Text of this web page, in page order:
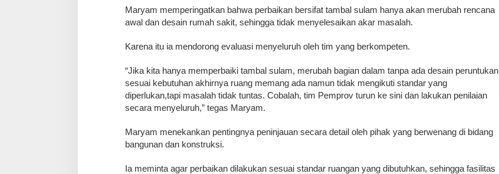
‎Maryam memperingatkan bahwa perbaikan bersifat tambal sulam hanya akan merubah rencana
awal dan desain rumah sakit, sehingga tidak menyelesaikan akar masalah.
‎Karena itu ia mendorong evaluasi menyeluruh oleh tim yang berkompeten.
‎“Jika kita hanya memperbaiki tambal sulam, merubah bagian dalam tanpa ada desain peruntukan
sesuai kebutuhan akhirnya ruang memang ada namun tidak mengikuti standar yang
diperlukan,tapi masalah tidak tuntas. Cobalah, tim Pemprov turun ke sini dan lakukan penilaian
secara menyeluruh,” tegas Maryam.
‎Maryam menekankan pentingnya peninjauan secara detail oleh pihak yang berwenang di bidang
bangunan dan konstruksi.
‎Ia meminta agar perbaikan dilakukan sesuai standar ruangan yang dibutuhkan, sehingga fasilitas